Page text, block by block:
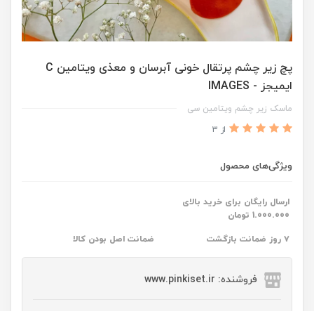
پچ زیر چشم پرتقال خونی آبرسان و معذی ویتامین C
ایمیجز - IMAGES
ماسک زیر چشم ویتامین سی
از 3
ویژگی‌های محصول
ارسال رایگان برای خرید بالای
1.000.000 تومان
۷ روز ضمانت بازگشت ضمانت اصل بودن کالا
فروشنده: www.pinkiset.ir